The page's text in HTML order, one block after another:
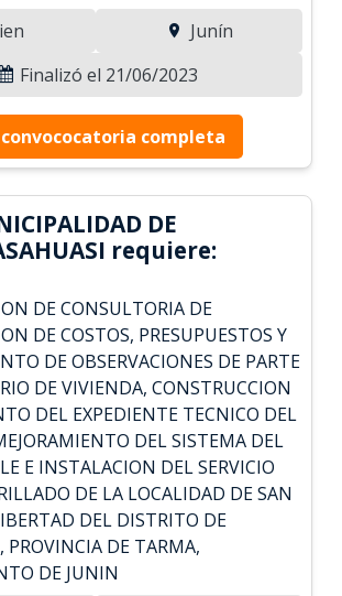
Junín
Finalizó el 21/06/2023
completa
DE
requiere:
DE CONSULTORIA DE
DE COSTOS, PRESUPUESTOS Y
DE OBSERVACIONES DE PARTE
DE VIVIENDA, CONSTRUCCION
DEL EXPEDIENTE TECNICO DEL
DEL SISTEMA DEL
E INSTALACION DEL SERVICIO
DE LA LOCALIDAD DE SAN
DEL DISTRITO DE
PROVINCIA DE TARMA,
DE JUNIN